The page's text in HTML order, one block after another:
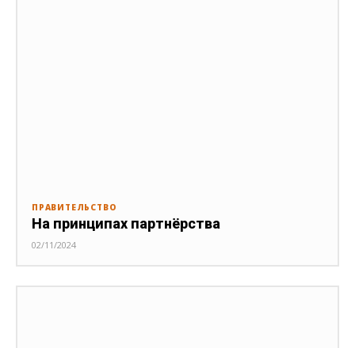
ПРАВИТЕЛЬСТВО
На принципах партнёрства
02/11/2024